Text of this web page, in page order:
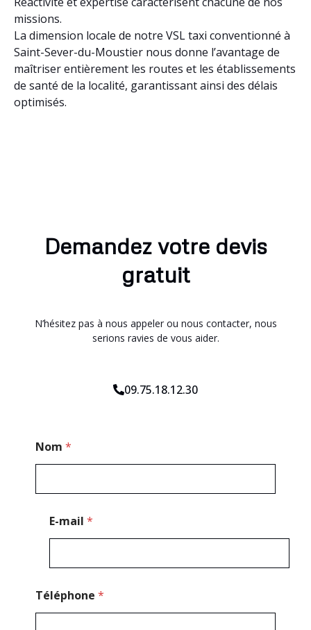
missions.
La dimension locale de notre VSL taxi conventionné à
Saint-Sever-du-Moustier nous donne l’avantage de
maîtriser entièrement les routes et les établissements
de santé de la localité, garantissant ainsi des délais
optimisés.
Demandez votre devis
gratuit
N’hésitez pas à nous appeler ou nous contacter, nous
serions ravies de vous aider.
09.75.18.12.30
Nom *
e
o
E-mail *
Téléphone *